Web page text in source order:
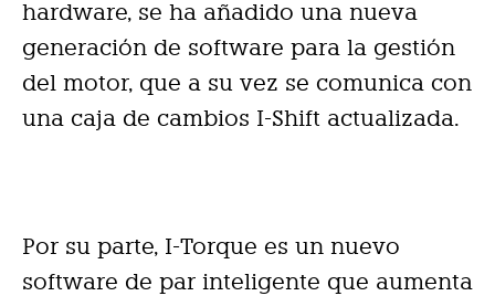
hardware, se ha añadido una nueva
generación de software para la gestión
del motor, que a su vez se comunica con
una caja de cambios I-Shift actualizada.
Por su parte, I-Torque es un nuevo
software de par inteligente que aumenta